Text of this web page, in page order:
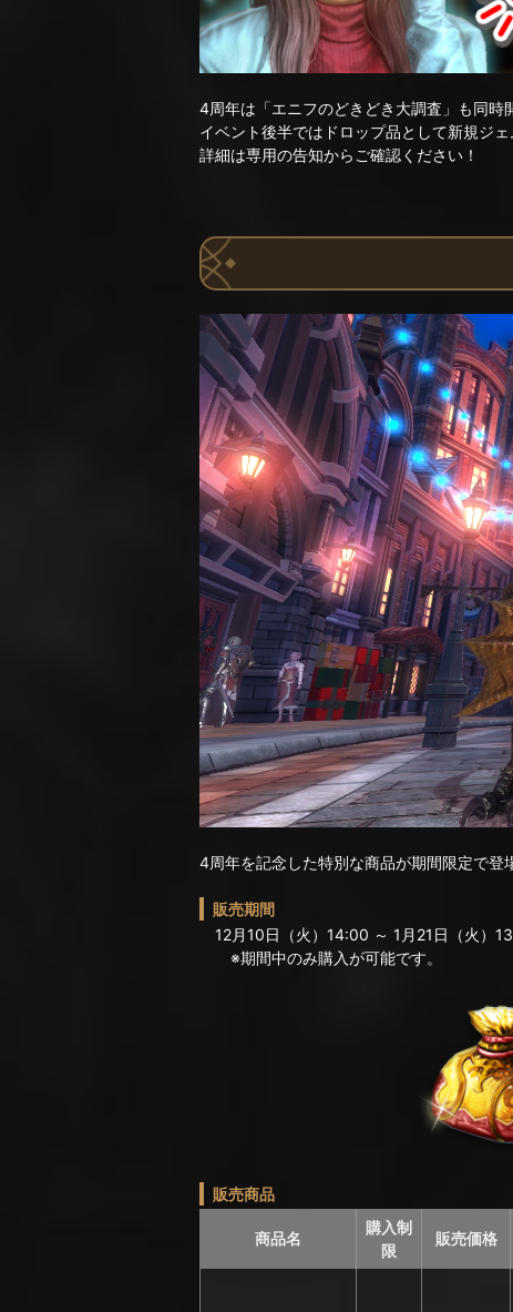
4周年は「エニフのどきどき大調査」も同時
イベント後半ではドロップ品として新規ジ
詳細は専用の告知からご確認ください！
4周年を記念した特別な商品が期間限定で登
販売期間
12月10日（火）14:00 ～ 1月21日（火）
※期間中のみ購入が可能です。
販売商品
商品名
購入制
限
販売価格